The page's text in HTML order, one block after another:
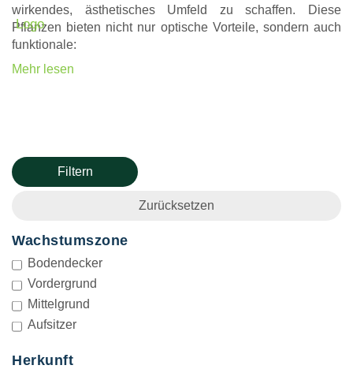
wirkendes, ästhetisches Umfeld zu schaffen. Diese
Pflanzen bieten nicht nur optische Vorteile, sondern auch
funktionale:
Mehr lesen
Filtern
Zurücksetzen
WACHSTUMSZONE
Wachstumszone
Bodendecker
Vordergrund
Mittelgrund
Aufsitzer
HERKUNFT
Herkunft